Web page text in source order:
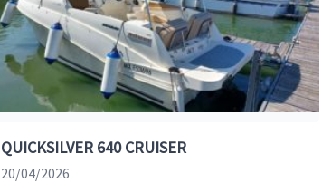
QUICKSILVER 640 CRUISER
20/04/2026